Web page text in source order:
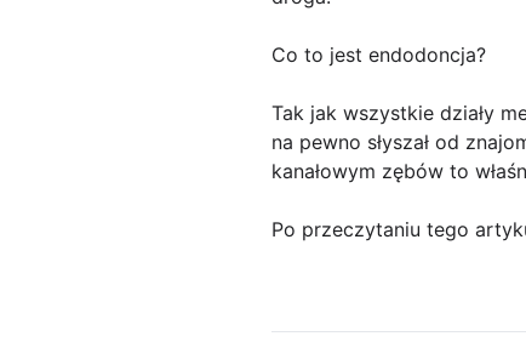
Co to jest endodoncja?
Tak jak wszystkie działy
na pewno słyszał od
kanałowym zębów to
Po przeczytaniu tego